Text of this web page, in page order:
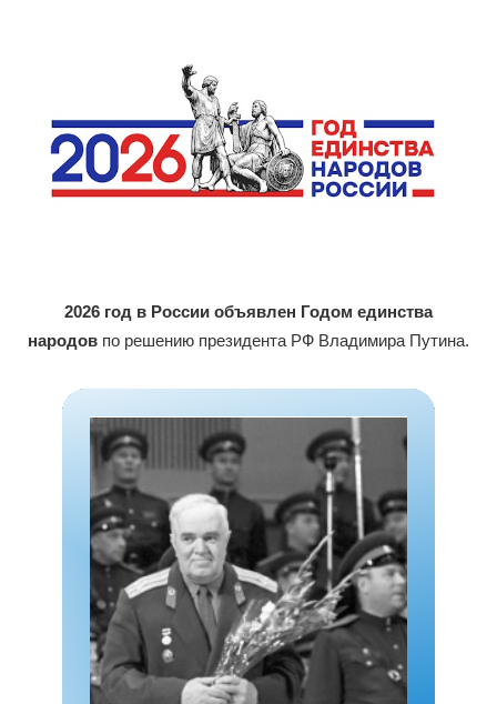
2026 год в России объявлен Годом единства
народов по решению президента РФ Владимира Путина.